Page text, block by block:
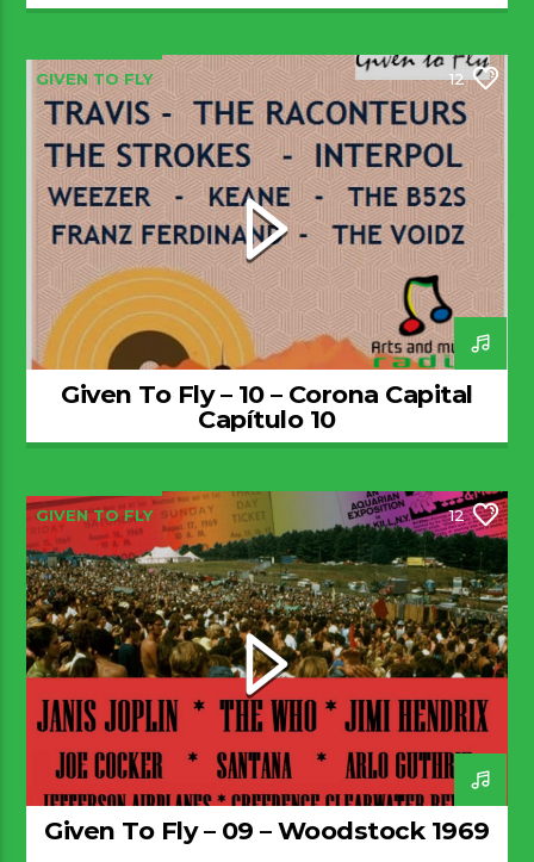
GIVEN TO FLY 12
Given To Fly – 10 – Corona Capital
Capítulo 10
GIVEN TO FLY 12
Given To Fly – 09 – Woodstock 1969